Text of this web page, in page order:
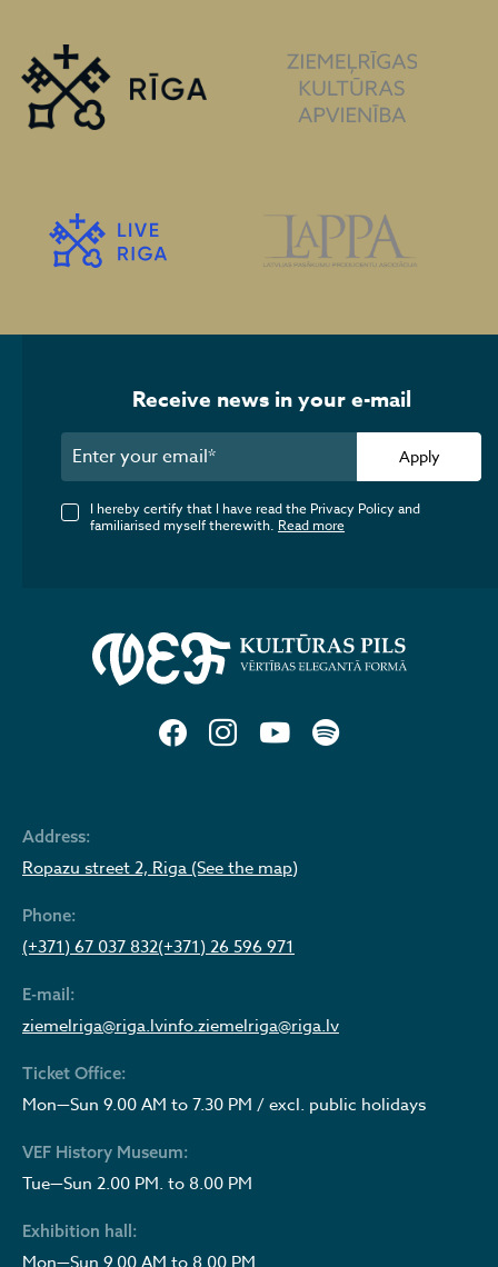
Address:
Ropazu street 2, Riga (See the map)
Phone:
(+371) 67 037 832(+371) 26 596 971
E-mail:
ziemelriga@riga.lvinfo.ziemelriga@riga.lv
Ticket Office:
Mon—Sun 9.00 AM to 7.30 PM / excl. public holidays
VEF History Museum:
Tue—Sun 2.00 PM. to 8.00 PM
Exhibition hall:
Receive news in your e-mail
Apply
I hereby certify that I have read the Privacy Policy and
familiarised myself therewith. Read more